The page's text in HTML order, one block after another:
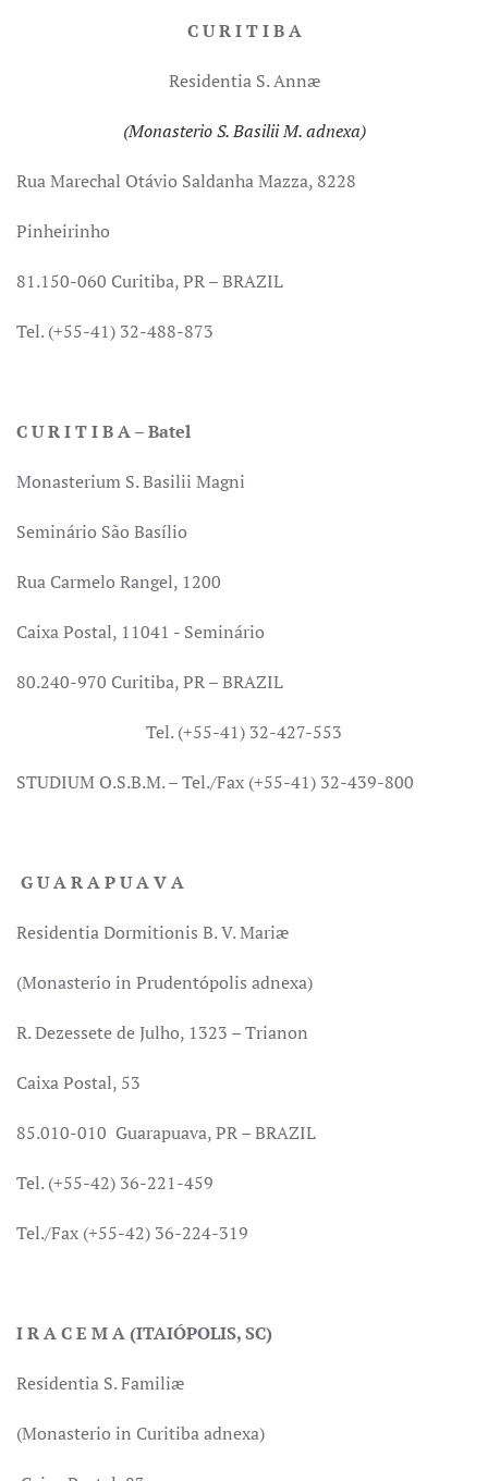
C U R I T I B A
Residentia S. Annæ
(Monasterio S. Basilii M. adnexa)
Rua Marechal Otávio Saldanha Mazza, 8228
Pinheirinho
81.150-060 Curitiba, PR – BRAZIL
Tel. (+55-41) 32-488-873
C U R I T I B A – Batel
Monasterium S. Basilii Magni
Seminário São Basílio
Rua Carmelo Rangel, 1200
Caixa Postal, 11041 - Seminário
80.240-970 Curitiba, PR – BRAZIL
Tel. (+55-41) 32-427-553
STUDIUM O.S.B.M. – Tel./Fax (+55-41) 32-439-800
G U A R A P U A V A
Residentia Dormitionis B. V. Mariæ
(Monasterio in Prudentópolis adnexa)
R. Dezessete de Julho, 1323 – Trianon
Caixa Postal, 53
85.010-010 Guarapuava, PR – BRAZIL
Tel. (+55-42) 36-221-459
Tel./Fax (+55-42) 36-224-319
I R A C E M A (ITAIÓPOLIS, SC)
Residentia S. Familiæ
(Monasterio in Curitiba adnexa)